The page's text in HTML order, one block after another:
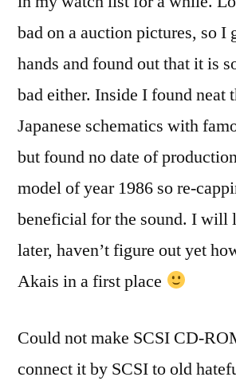
bad on a auction pictures, so I
hands and found out that it is
bad either. Inside I found neat
Japanese schematics with
but found no date of
model of year 1986 so re-
beneficial for the sound. I will
later, haven’t figure out yet
Akais in a first place
Could not make SCSI CD-
connect it by SCSI to old